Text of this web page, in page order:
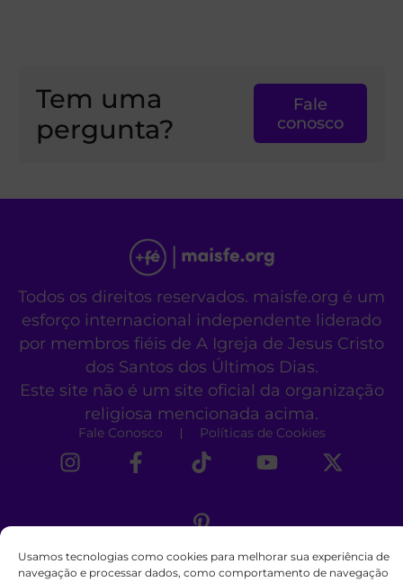
Usamos tecnologias como cookies para melhorar sua experiência de
navegação e processar dados, como comportamento de navegação
Tem uma
pergunta?
Fale
conosco
Todos os direitos reservados. maisfe.org é um
esforço internacional independente liderado
por membros fiéis de A Igreja de Jesus Cristo
dos Santos dos Últimos Dias.
Este site não é um site oficial da organização
religiosa mencionada acima.
Fale Conosco Políticas de Cookies